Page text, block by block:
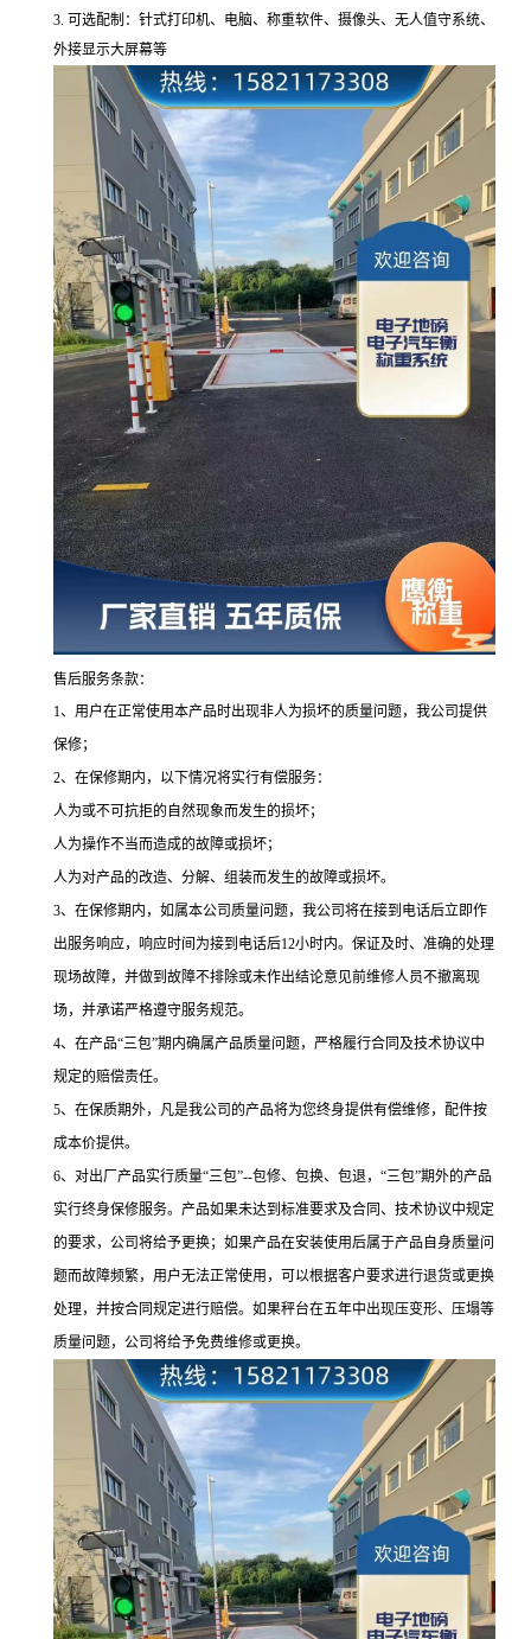
3. 可选配制：针式打印机、电脑、称重软件、摄像头、无人值守系统、
外接显示大屏幕等
售后服务条款：
1、用户在正常使用本产品时出现非人为损坏的质量问题，我公司提供
保修；
2、在保修期内，以下情况将实行有偿服务：
人为或不可抗拒的自然现象而发生的损坏；
人为操作不当而造成的故障或损坏；
人为对产品的改造、分解、组装而发生的故障或损坏。
3、在保修期内，如属本公司质量问题，我公司将在接到电话后立即作
出服务响应，响应时间为接到电话后12小时内。保证及时、准确的处理
现场故障，并做到故障不排除或未作出结论意见前维修人员不撤离现
场，并承诺严格遵守服务规范。
4、在产品“三包”期内确属产品质量问题，严格履行合同及技术协议中
规定的赔偿责任。
5、在保质期外，凡是我公司的产品将为您终身提供有偿维修，配件按
成本价提供。
6、对出厂产品实行质量“三包”--包修、包换、包退，“三包”期外的产品
实行终身保修服务。产品如果未达到标准要求及合同、技术协议中规定
的要求，公司将给予更换；如果产品在安装使用后属于产品自身质量问
题而故障频繁，用户无法正常使用，可以根据客户要求进行退货或更换
处理，并按合同规定进行赔偿。如果秤台在五年中出现压变形、压塌等
质量问题，公司将给予免费维修或更换。